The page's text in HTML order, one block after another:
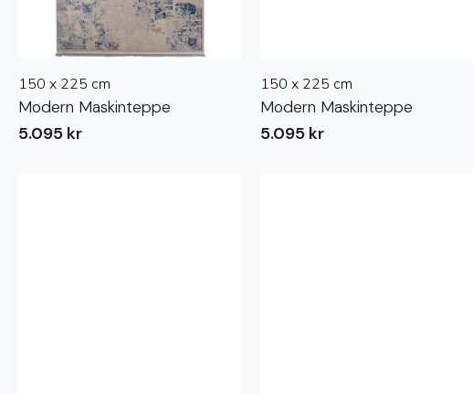
150 x 225 cm
Modern Maskinteppe
5.095 kr
150 x 225 cm
Modern Maskinteppe
5.095 kr